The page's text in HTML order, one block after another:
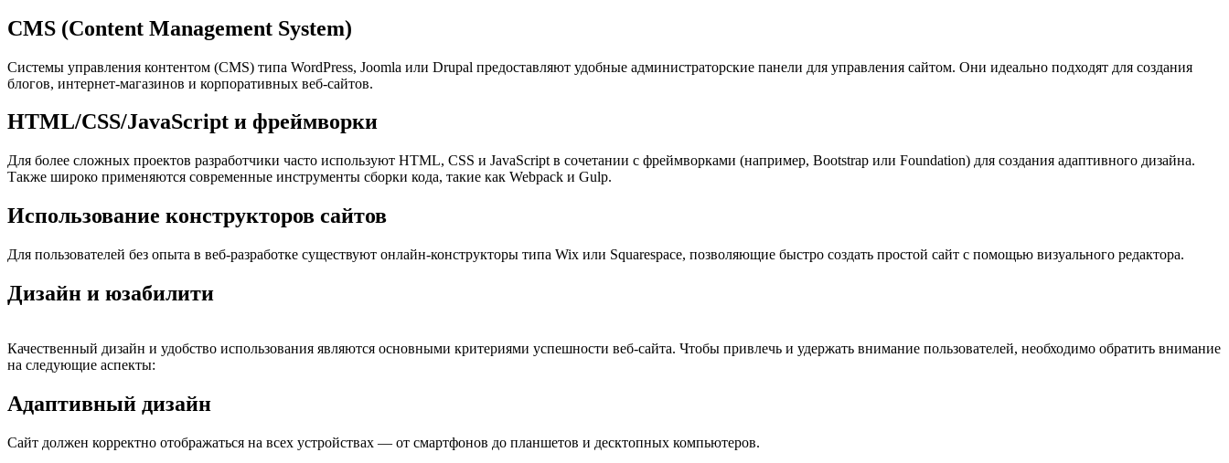
CMS (Content Management System)
Системы управления контентом (CMS) типа WordPress, Joomla или Drupal предоставляют удобные администраторские панели для управления сайтом. Они идеально подходят для создания
блогов, интернет-магазинов и корпоративных веб-сайтов.
HTML/CSS/JavaScript и фреймворки
Для более сложных проектов разработчики часто используют HTML, CSS и JavaScript в сочетании с фреймворками (например, Bootstrap или Foundation) для создания адаптивного дизайна.
Также широко применяются современные инструменты сборки кода, такие как Webpack и Gulp.
Использование конструкторов сайтов
Для пользователей без опыта в веб-разработке существуют онлайн-конструкторы типа Wix или Squarespace, позволяющие быстро создать простой сайт с помощью визуального редактора.
Дизайн и юзабилити
Качественный дизайн и удобство использования являются основными критериями успешности веб-сайта. Чтобы привлечь и удержать внимание пользователей, необходимо обратить внимание
на следующие аспекты:
Адаптивный дизайн
Сайт должен корректно отображаться на всех устройствах — от смартфонов до планшетов и десктопных компьютеров.